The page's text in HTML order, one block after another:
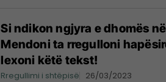
Si ndikon ngjyra e dhomës
Mendoni ta rregulloni
lexoni këtë tekst!
Rregullimi i shtëpisë 26/03/2023